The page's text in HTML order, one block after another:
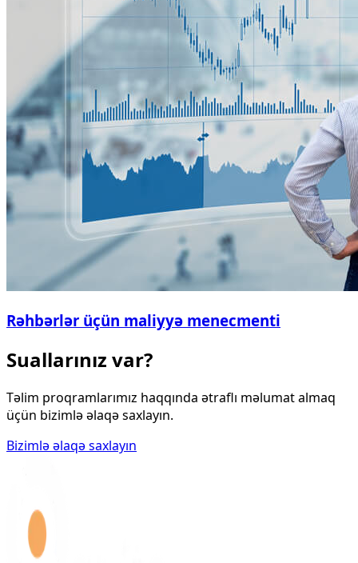
Rəhbərlər üçün maliyyə menecmenti
Suallarınız var?
Təlim proqramlarımız haqqında ətraflı məlumat almaq
üçün bizimlə əlaqə saxlayın.
Bizimlə əlaqə saxlayın